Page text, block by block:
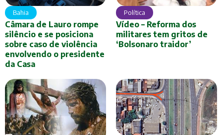
Bahia
Câmara de Lauro rompe
silêncio e se posiciona
sobre caso de violência
envolvendo o presidente
da Casa
Política
Vídeo – Reforma dos
militares tem gritos de
‘Bolsonaro traidor’